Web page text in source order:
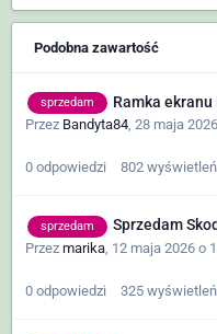
Podobna zawartość
sprzedam Ramka ekranu
Przez Bandyta84, 28 maja
0 odpowiedzi 802 wyświetleń
sprzedam Sprzedam
Przez marika 12 maja 2026 o
0 odpowiedzi 325 wyświetleń